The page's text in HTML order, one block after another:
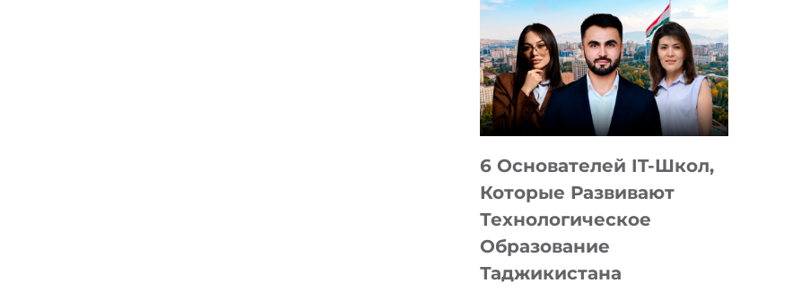
ВНЕШНЕГО
ВИДА
НОВОГО
УСТРОЙСТВА
OPENAI
6 Основателей IT-Школ,
Которые Развивают
Технологическое
Образование
Таджикистана